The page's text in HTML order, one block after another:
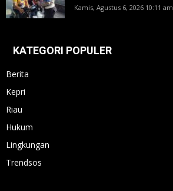
Kamis, Agustus 6, 2026 10:11 am
KATEGORI POPULER
Berita
Kepri
Riau
Hukum
Lingkungan
Trendsos